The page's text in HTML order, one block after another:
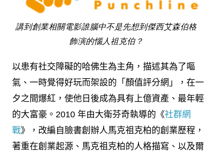
講到創業相關電影誰腦中不是先想到傑西艾森伯格
飾演的惱人祖克伯？
以患有社交障礙的哈佛生為主角，描述其為了嘔
氣、一時覺得好玩而架設的「顏值評分網」，在一
夕之間爆紅，使他日後成為具有上億資產、最年輕
的大富豪。2010 年由大衛芬奇執導的《社群網
戰》，改編自臉書創辦人馬克祖克柏的創業歷程，
著重在創業起源、馬克祖克柏的人格描寫、以及爾